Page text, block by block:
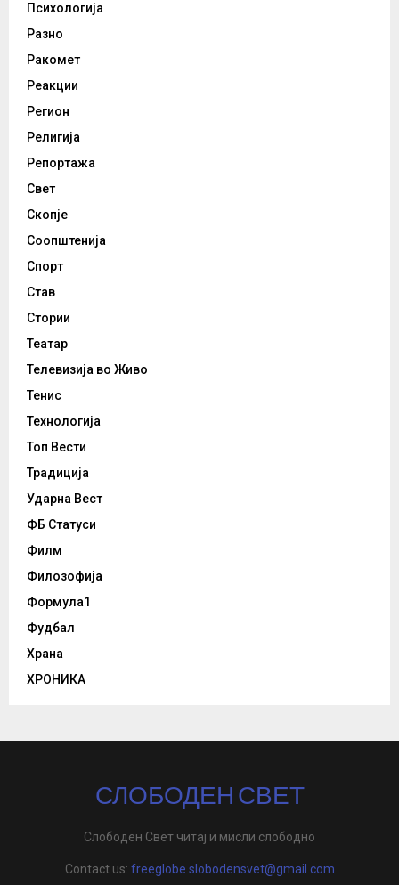
Психологија
Разно
Ракомет
Реакции
Регион
Религија
Репортажа
Свет
Скопје
Соопштенија
Спорт
Став
Стории
Театар
Телевизија во Живо
Тенис
Технологија
Топ Вести
Традиција
Ударна Вест
ФБ Статуси
Филм
Филозофија
Формула1
Фудбал
Храна
ХРОНИКА
СЛОБОДЕН СВЕТ
Слободен Свет читај и мисли слободно
Contact us: freeglobe.slobodensvet@gmail.com